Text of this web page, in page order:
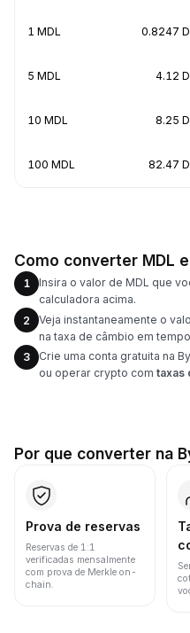
1 MDL 0.8247
5 MDL 4.12
10 MDL 8.25
100 MDL 82.47
Como converter MDL
1
Insira o valor de MDL que
calculadora acima.
2
Veja instantaneamente o
na taxa de câmbio em
3
Crie uma conta gratuita na
ou operar crypto com taxas
Por que converter na
Prova de reservas
Reservas de 1:1
verificadas mensalmente
com prova de Merkle on-
chain.